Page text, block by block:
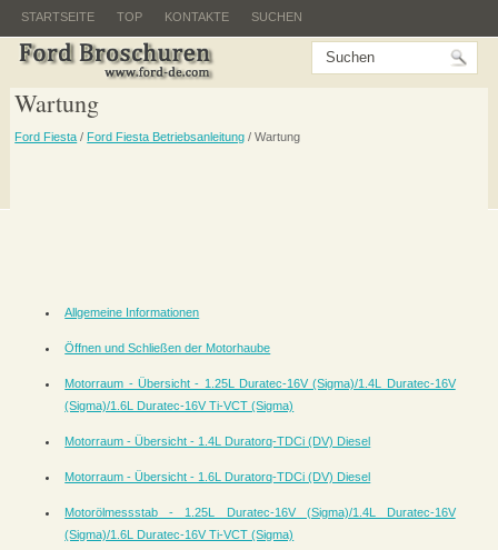
STARTSEITE TOP KONTAKTE SUCHEN
Wartung
Ford Fiesta / Ford Fiesta Betriebsanleitung / Wartung
Allgemeine Informationen
Öffnen und Schließen der Motorhaube
Motorraum - Übersicht - 1.25L Duratec-16V (Sigma)/1.4L Duratec-16V
(Sigma)/1.6L Duratec-16V Ti-VCT (Sigma)
Motorraum - Übersicht - 1.4L Duratorq-TDCi (DV) Diesel
Motorraum - Übersicht - 1.6L Duratorq-TDCi (DV) Diesel
Motorölmessstab - 1.25L Duratec-16V (Sigma)/1.4L Duratec-16V
(Sigma)/1.6L Duratec-16V Ti-VCT (Sigma)